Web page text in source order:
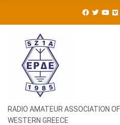
RADIO AMATEUR ASSOCIATION OF
WESTERN GREECE